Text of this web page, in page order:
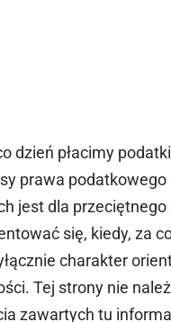
dzień płacimy
prawa
jest dla
się, kiedy, za
charakter
Tej strony nie
zawartych tu